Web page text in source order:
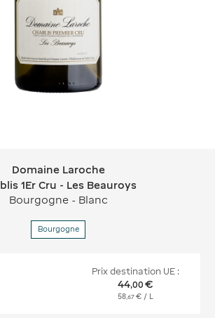
Chablis 1Er Cru -
Domaine Laroche
1Er Cru - Les Beauroys
Bourgogne - Blanc
Bourgogne
Prix destination UE :
44,00 €
58, 67 € / L